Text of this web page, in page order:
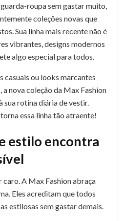
roupa sem gastar muito,
coleções novas que
Sua linha mais recente não é
vibrantes, designs modernos
algo especial para todos.
casuais ou looks marcantes
a nova coleção da Max Fashion
rotina diária de vestir.
essa linha tão atraente!
estilo encontra
caro. A Max Fashion abraça
Eles acreditam que todos
estilosas sem gastar demais.